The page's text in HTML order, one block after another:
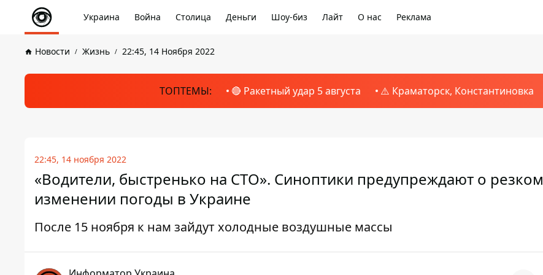
Украина Война Столица Деньги Шоу-биз Лайт О нас Реклама
Новости Жизнь 22:45, 14 Ноября 2022
ТОПТЕМЫ: 🔴 Ракетный удар 5 августа ⚠️ Краматорск, Константиновка
22:45, 14 ноября 2022
«Водители, быстренько на СТО». Синоптики предупреждают о резком
изменении погоды в Украине
После 15 ноября к нам зайдут холодные воздушные массы